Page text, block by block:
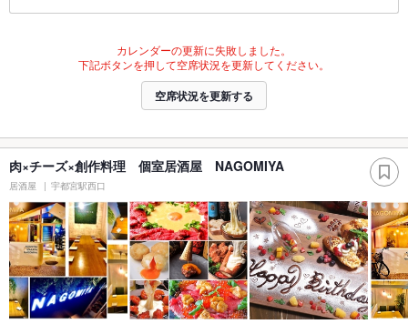
カレンダーの更新に失敗しました。
下記ボタンを押して空席状況を更新してください。
空席状況を更新する
肉×チーズ×創作料理 個室居酒屋 NAGOMIYA
居酒屋 宇都宮駅西口